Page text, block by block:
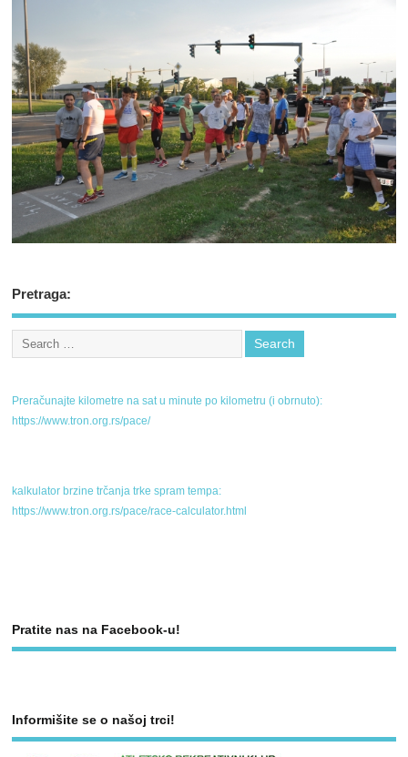
Pretraga:
Preračunajte kilometre na sat u minute po kilometru (i obrnuto):
https://www.tron.org.rs/pace/
kalkulator brzine trčanja trke spram tempa:
https://www.tron.org.rs/pace/race-calculator.html
Pratite nas na Facebook-u!
Informišite se o našoj trci!